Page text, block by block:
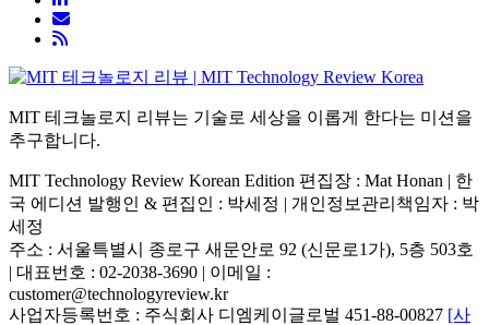
MIT 테크놀로지 리뷰는 기술로 세상을 이롭게 한다는 미션을
추구합니다.
MIT Technology Review Korean Edition 편집장 : Mat Honan | 한
국 에디션 발행인 & 편집인 : 박세정 | 개인정보관리책임자 : 박
세정
주소 : 서울특별시 종로구 새문안로 92 (신문로1가), 5층 503호
| 대표번호 : 02-2038-3690 | 이메일 :
customer@technologyreview.kr
사업자등록번호 : 주식회사 디엠케이글로벌 451-88-00827 [사